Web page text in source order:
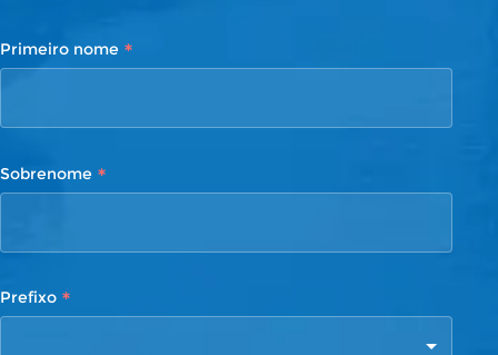
Primeiro nome *
Sobrenome *
Prefixo *